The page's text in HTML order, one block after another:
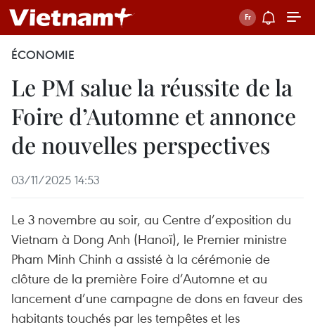
ÉCONOMIE
Le PM salue la réussite de la
Foire d’Automne et annonce
de nouvelles perspectives
03/11/2025 14:53
Le 3 novembre au soir, au Centre d’exposition du
Vietnam à Dong Anh (Hanoï), le Premier ministre
Pham Minh Chinh a assisté à la cérémonie de
clôture de la première Foire d’Automne et au
lancement d’une campagne de dons en faveur des
habitants touchés par les tempêtes et les